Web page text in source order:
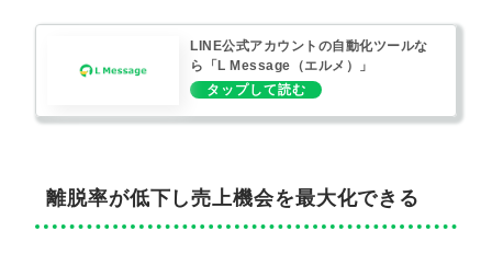
LINE公式アカウントの自動化ツールな
ら「L Message（エルメ）」
離脱率が低下し売上機会を最大化できる